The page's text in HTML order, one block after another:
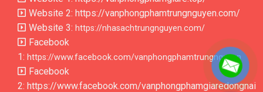
Website 2: https://vanphongphamtrungnguyen.com/
Website 3: https://nhasachtrungnguyen.com/
Facebook
1: https://www.facebook.com/vanphongphamtrungnguyen
Facebook
2: https://www.facebook.com/vanphongphamgiaredongnai